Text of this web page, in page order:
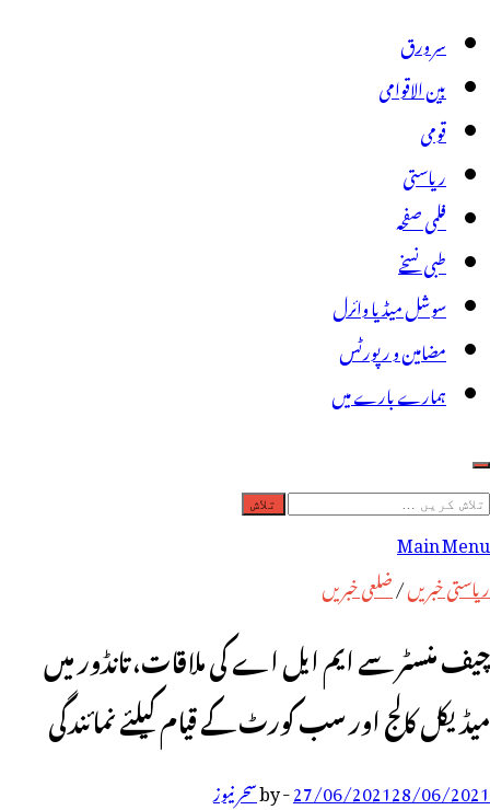
سر ورق
بین الاقوامی
قومی
ریاستی
فلمی صفحہ
طبی نسخے
سوشل میڈیا وائرل
مضامین و رپورٹس
ہمارے بارے میں
تلاش
کریں
برائے:
Main Menu
ریاستی خبریں/ضلعی خبریں
چیف منسٹر سے ایم ایل اے کی ملاقات، تانڈور میں
میڈیکل کالج اور سب کورٹ کے قیام کیلئے نمائندگی
27/06/202128/06/2021
-
byسحر نیوز